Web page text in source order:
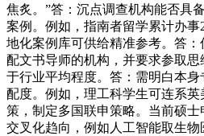
焦炙。”答：沉点调查机构能否具
案例。例如，指南者留学累计办事
地化案例库可供给精准参考。答
配文书导师的机构，并要求参取
于行业平均程度。答：需明白本
配度。例如，理工科学生可连系
策，制定多国联申策略。当前硕
交叉化趋向，例如人工智能取生